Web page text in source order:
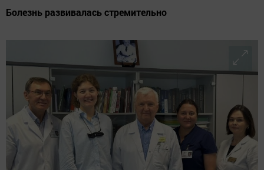
Болезнь развивалась стремительно